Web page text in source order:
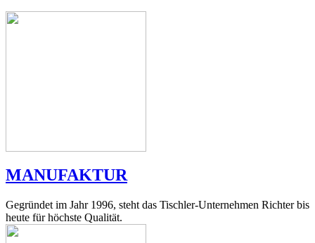
MANUFAKTUR
Gegründet im Jahr 1996, steht das Tischler-Unternehmen Richter bis
heute für höchste Qualität.